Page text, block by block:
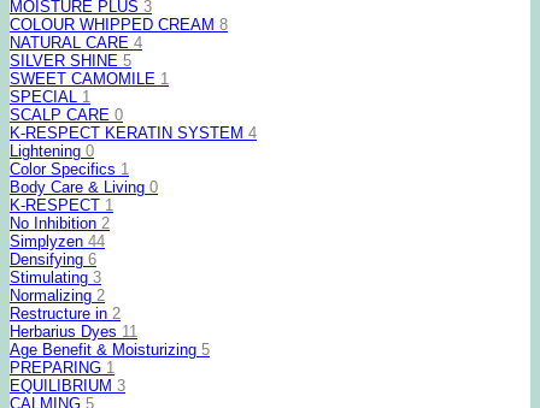
MOISTURE PLUS 3
COLOUR WHIPPED CREAM 8
NATURAL CARE 4
SILVER SHINE 5
SWEET CAMOMILE 1
SPECIAL 1
SCALP CARE 0
K-RESPECT KERATIN SYSTEM 4
Lightening 0
Color Specifics 1
Body Care & Living 0
K-RESPECT 1
No Inhibition 2
Simplyzen 44
Densifying 6
Stimulating 3
Normalizing 2
Restructure in 2
Herbarius Dyes 11
Age Benefit & Moisturizing 5
PREPARING 1
EQUILIBRIUM 3
CALMING 5